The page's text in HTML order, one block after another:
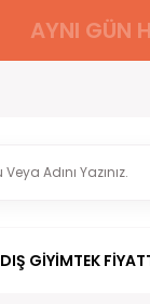
AYNI GÜN
DIŞ GİYİMTEK FİYAT